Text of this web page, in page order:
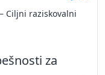
Ciljni raziskovalni
za